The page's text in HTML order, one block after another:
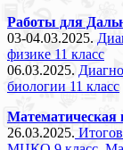
Работы для
03-04.03.2025.
физике 11 класс
06.03.2025.
биологии 11 класс
Математическая
26.03.2025.